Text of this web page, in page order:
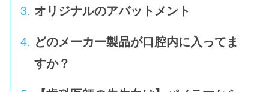
オリジナルのアバットメント
どのメーカー製品が口腔内に入ってま
すか？